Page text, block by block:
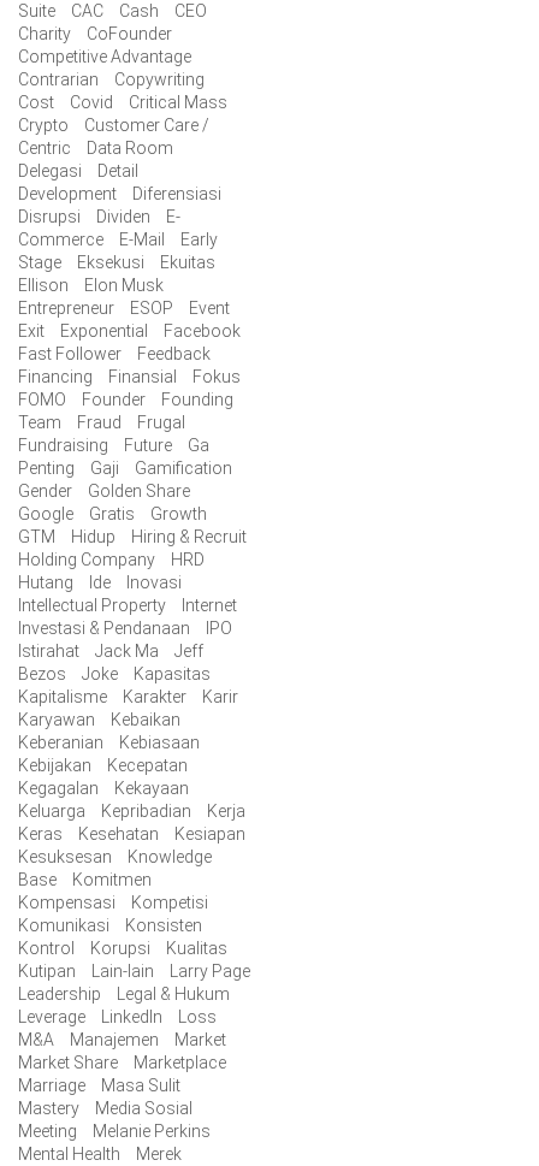
Suite
CAC Cash
CEO
Charity
CoFounder
Competitive Advantage
Contrarian
Copywriting
Cost
Covid
Critical Mass
Crypto
Customer Care /
Centric
Data Room
Delegasi
Detail
Development
Diferensiasi
Disrupsi
Dividen
E-
Commerce
E-Mail
Early
Stage
Eksekusi
Ekuitas
Ellison
Elon Musk
Entrepreneur
ESOP
Event
Exit
Exponential
Facebook
Fast Follower
Feedback
Financing
Finansial
Fokus
FOMO
Founder
Founding
Team
Fraud
Frugal
Fundraising
Future
Ga
Penting
Gaji
Gamification
Gender
Golden Share
Google
Gratis
Growth
GTM
Hidup
Hiring & Recruit
Holding Company
HRD
Hutang
Ide
Inovasi
Intellectual Property
Internet
Investasi & Pendanaan
IPO
Istirahat
Jack Ma
Jeff
Bezos
Joke
Kapasitas
Kapitalisme
Karakter
Karir
Karyawan
Kebaikan
Keberanian
Kebiasaan
Kebijakan
Kecepatan
Kegagalan
Kekayaan
Keluarga
Kepribadian
Kerja
Keras
Kesehatan
Kesiapan
Kesuksesan
Knowledge
Base
Komitmen
Kompensasi
Kompetisi
Komunikasi
Konsisten
Kontrol
Korupsi
Kualitas
Kutipan
Lain-lain
Larry Page
Leadership
Legal & Hukum
Leverage
LinkedIn
Loss
M&A
Manajemen
Market
Market Share
Marketplace
Marriage
Masa Sulit
Mastery
Media Sosial
Meeting
Melanie Perkins
Mental Health
Merek